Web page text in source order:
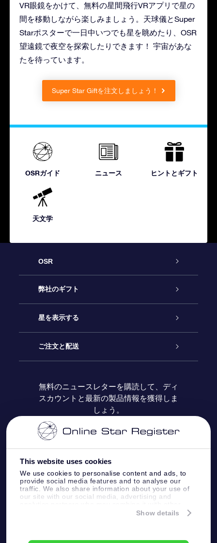
This website uses cookies
We use cookies to personalise content and ads, to
provide social media features and to analyse our
traffic. We also share information about your use of
our site with our social media, advertising and
information that you’ve provided to them or that
Show details
VR眼鏡をかけて、無料の星間飛行VRアプリで星の
間を移動しながら楽しみましょう。天球儀とSuper
Starポスターで一日中いつでも星を眺めたり、OSR
望遠鏡で夜空を探索したりできます！ 宇宙があな
たを待っています。
Super Star Giftを注文しましょう！
OSRガイド ニュース ヒントとギフト
天文学
OSR
カスタマーサービス
お問い合わせ
ブログ
レビュー
弊社のギフト
Online Starギフト
OSRギフトパック
OSR ギフトカード
法人ギフト
星を表示する
星の登録
カスタマイズされたStar Page
One Million Stars
OSR Starsaver
星間飛行VRアプリ
ご注文と配送
お支払いに関する情報
配送に関する情報
返品ポリシ
星座
無料のニュースレターを購読して、ディ
スカウントと最新の製品情報を獲得しま
しょう。